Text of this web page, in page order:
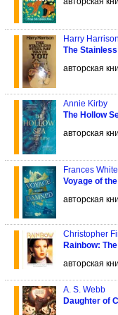
Harry Harrison
The
авторская
Annie Kirby
The Hollow
авторская
Frances White
Voyage of
авторская
Christopher
Rainbow:
авторская
A. S. Webb
Daughter of